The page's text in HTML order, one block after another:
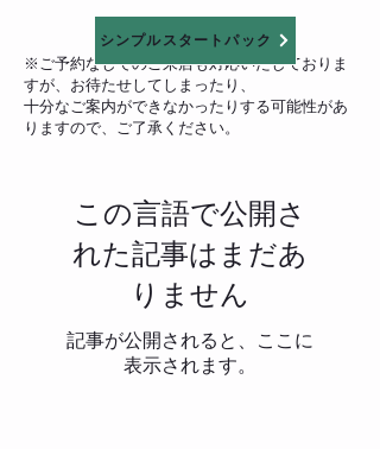
​※ご予約なしでのご来店も対応いたしておりま
すが、お待たせしてしまったり、
十分なご案内ができなかったりする可能性があ
りますので、ご了承ください。
この言語で公開さ
れた記事はまだあ
りません
記事が公開されると、ここに
表示されます。
シンプルスタートパック